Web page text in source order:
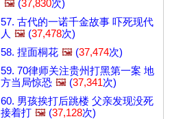
🖼️ (37,830次)
57. 古代的一诺千金故事 吓死现代
人 🖼️ (37,478次)
58. 捏面桐花 🖼️ (37,474次)
59. 70律师关注贵州打黑第一案 地
方当局惊恐 🖼️ (37,341次)
60. 男孩挨打后跳楼 父亲发现没死
接着打 🖼️ (37,128次)